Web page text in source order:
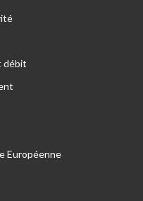
débit
Européenne